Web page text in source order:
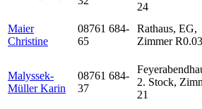
24
Maier
Christine
08761 684-
65
Rathaus, EG,
Zimmer R0.03
Malyssek-
Müller Karin
08761 684-
37
2. Stock,
21